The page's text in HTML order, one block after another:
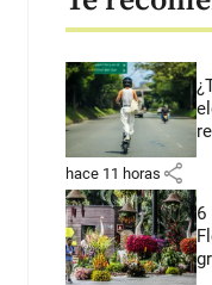
hace 11 horas share
6